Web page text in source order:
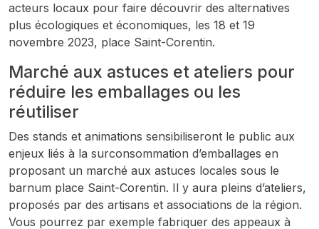
acteurs locaux pour faire découvrir des alternatives
plus écologiques et économiques, les 18 et 19
novembre 2023, place Saint-Corentin.
Marché aux astuces et ateliers pour
réduire les emballages ou les
réutiliser
Des stands et animations sensibiliseront le public aux
enjeux liés à la surconsommation d’emballages en
proposant un marché aux astuces locales sous le
barnum place Saint-Corentin. Il y aura pleins d’ateliers,
proposés par des artisans et associations de la région.
Vous pourrez par exemple fabriquer des appeaux à